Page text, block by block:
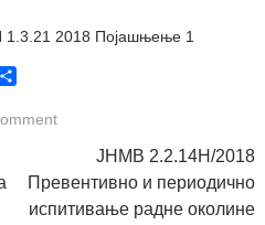
2018 Појашњење 1
ЈНМВ 2.2.14Н/2018
Превентивно и периодично
испитивање радне околине